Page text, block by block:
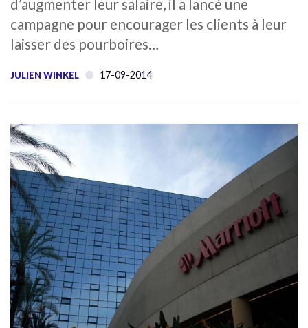
d’augmenter leur salaire, il a lancé une
campagne pour encourager les clients à leur
laisser des pourboires…
JULIEN WINKEL 17-09-2014